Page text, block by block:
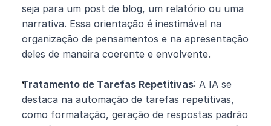
seja para um post de blog, um relatório ou uma
narrativa. Essa orientação é inestimável na
organização de pensamentos e na apresentação
deles de maneira coerente e envolvente.
Tratamento de Tarefas Repetitivas: A IA se
destaca na automação de tarefas repetitivas,
como formatação, geração de respostas padrão